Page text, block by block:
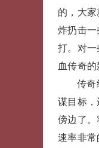
的，大
炸扔击
打。对
血传奇的
传
谋目标
傍边了
速率非